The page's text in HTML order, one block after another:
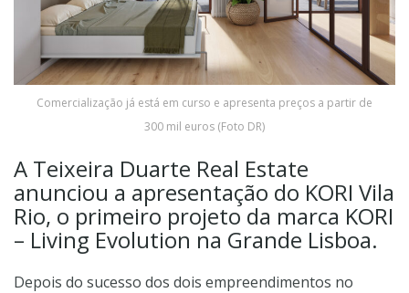
Comercialização já está em curso e apresenta preços a partir de
300 mil euros (Foto DR)
A Teixeira Duarte Real Estate
anunciou a apresentação do KORI Vila
Rio, o primeiro projeto da marca KORI
– Living Evolution na Grande Lisboa.
Depois do sucesso dos dois empreendimentos no